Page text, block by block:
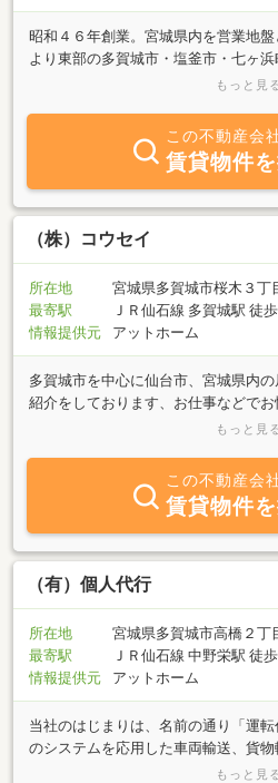
昭和４６年創業。宮城県内を営業地
より東部の多賀城市・塩釜市・七ヶ
り、これら地域の情報を皆様に提供
管理です。お客様の希望に誠意を以
もっと見
この不動産会
賃貸物件
（株）コウセイ
所在地
宮城県多賀城市桜木３丁
最寄駅
ＪＲ仙石線 多賀城駅 徒
情報提供元
アットホーム
多賀城市を中心に仙台市、宮城県内
紹介をしております、お仕事などで
いうお客様、現地に来られない転勤
の他メールやラインでのご相談を承
応も可能です。また、法人契約のお
会社との連携もスムーズに行える体
きもストレスなく進められます。物
貼替や設備のちょっとした修繕、事
フォームなどのご相談にも対応して
スケジュール調整、契約内容の透明化
て対応いたします。
もっと見
この不動産会
賃貸物件
（有）個人代行
所在地
宮城県多賀城市高橋２丁
最寄駅
ＪＲ仙石線 中野栄駅 徒
情報提供元
アットホーム
当社のはじまりは、名前の通り「運
のシステムを応用した車両輸送、貨
カー業、中古車売買、宅建業を行っ
もっと見